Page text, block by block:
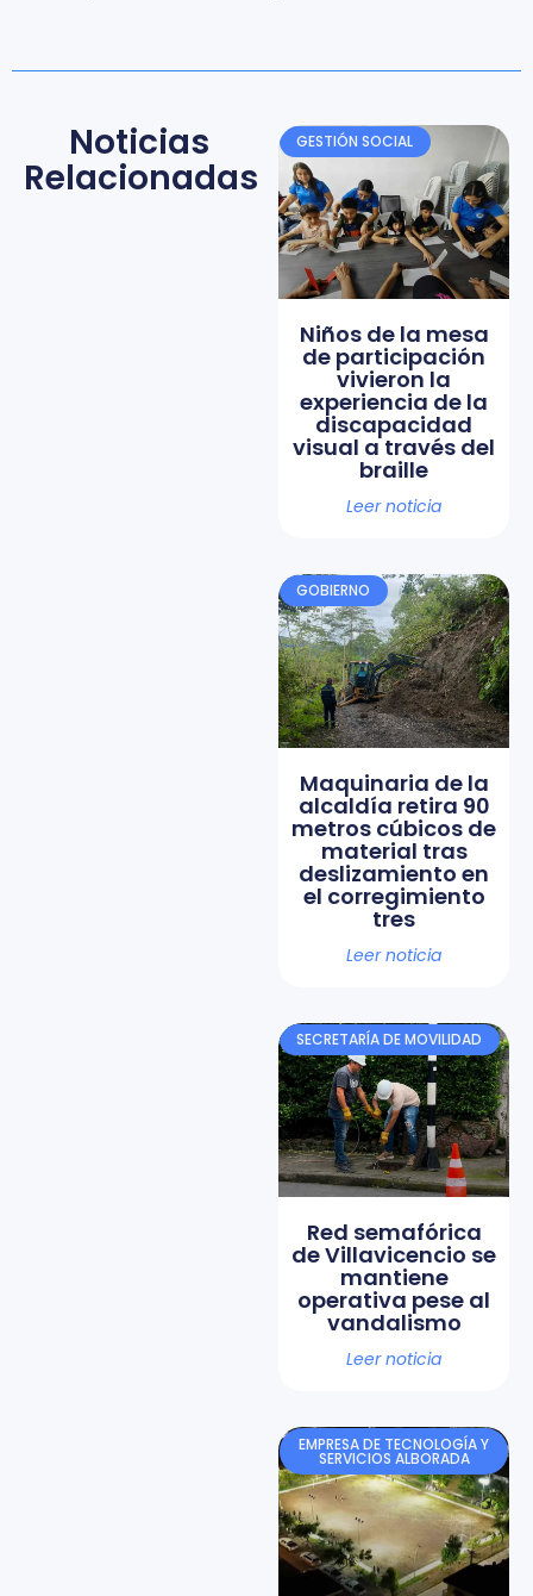
Noticias
Relacionadas
GESTIÓN SOCIAL
Niños de la mesa
de participación
vivieron la
experiencia de la
discapacidad
visual a través del
braille
Leer noticia
GOBIERNO
Maquinaria de la
alcaldía retira 90
metros cúbicos de
material tras
deslizamiento en
el corregimiento
tres
Leer noticia
SECRETARÍA DE MOVILIDAD
Red semafórica
de Villavicencio se
mantiene
operativa pese al
vandalismo
Leer noticia
EMPRESA DE TECNOLOGÍA Y
SERVICIOS ALBORADA